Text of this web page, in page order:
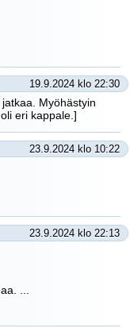
19.9.2024 klo 22:30
Myöhästyin
eri kappale.]
23.9.2024 klo 10:22
23.9.2024 klo 22:13
...